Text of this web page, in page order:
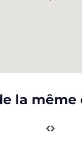
la